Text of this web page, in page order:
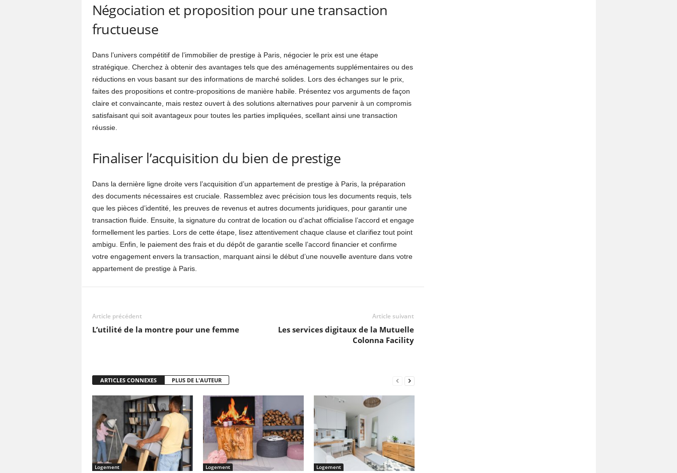
Négociation et proposition pour une transaction
fructueuse
Dans l’univers compétitif de l’immobilier de prestige à Paris, négocier le prix est une étape
stratégique. Cherchez à obtenir des avantages tels que des aménagements supplémentaires ou des
réductions en vous basant sur des informations de marché solides. Lors des échanges sur le prix,
faites des propositions et contre-propositions de manière habile. Présentez vos arguments de façon
claire et convaincante, mais restez ouvert à des solutions alternatives pour parvenir à un compromis
satisfaisant qui soit avantageux pour toutes les parties impliquées, scellant ainsi une transaction
réussie.
Finaliser l’acquisition du bien de prestige
Dans la dernière ligne droite vers l’acquisition d’un appartement de prestige à Paris, la préparation
des documents nécessaires est cruciale. Rassemblez avec précision tous les documents requis, tels
que les pièces d’identité, les preuves de revenus et autres documents juridiques, pour garantir une
transaction fluide. Ensuite, la signature du contrat de location ou d’achat officialise l’accord et engage
formellement les parties. Lors de cette étape, lisez attentivement chaque clause et clarifiez tout point
ambigu. Enfin, le paiement des frais et du dépôt de garantie scelle l’accord financier et confirme
votre engagement envers la transaction, marquant ainsi le début d’une nouvelle aventure dans votre
appartement de prestige à Paris.
Article précédent
L’utilité de la montre pour une femme
Article suivant
Les services digitaux de la Mutuelle
Colonna Facility
ARTICLES CONNEXES PLUS DE L'AUTEUR
Logement Logement Logement